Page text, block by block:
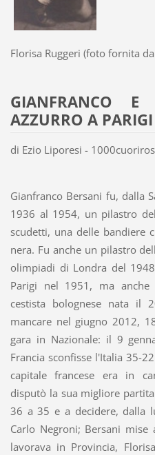
Florisa Ruggeri (foto fornita
GIANFRANCO E
AZZURRO A PARIGI
di Ezio Liporesi -
Gianfranco Bersani fu, dalla
1936 al 1954, un pilastro
scudetti, una delle bandiere
nera. Fu anche un pilastro
olimpiadi di Londra del
Parigi nel 1951, ma anche
cestista bolognese nata il
mancare nel giugno 2012,
gara in Nazionale: il 9
Francia sconfisse l'Italia 35-
capitale francese era in
disputò la sua migliore
36 a 35 e a decidere, dalla
Carlo Negroni; Bersani
lavorava in Provincia,